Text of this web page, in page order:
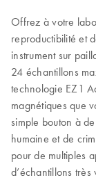
Offrez à votre
reproductibilité et
instrument sur
24 échantillons
technologie EZ1
magnétiques que
simple bouton à
humaine et de
pour de multiples
d’échantillons